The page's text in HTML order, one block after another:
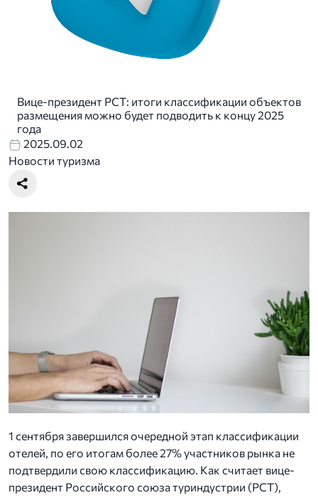
Вице-президент РСТ: итоги классификации объектов
размещения можно будет подводить к концу 2025
года
2025.09.02
Новости туризма
1 сентября завершился очередной этап классификации
отелей, по его итогам более 27% участников рынка не
подтвердили свою классификацию. Как считает вице-
президент Российского союза туриндустрии (РСТ),